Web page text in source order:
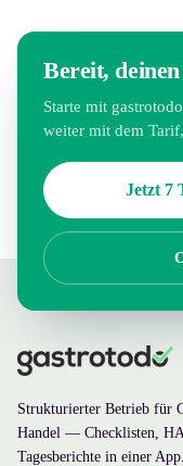
Bereit,
Starte mit
weiter mit dem
Jetzt 7
Strukturierter Betrieb für
Handel — Checklisten,
Tagesberichte in einer App.